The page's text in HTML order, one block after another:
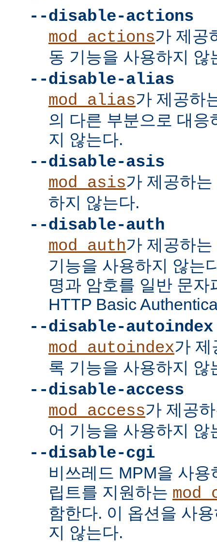
--disable-actions
mod_actions가 제공
동 기능을 사용하지 않
--disable-alias
mod_alias가 제공하
의 다른 부분으로 대응
지 않는다.
--disable-asis
mod_asis가 제공하
하지 않는다.
--disable-auth
mod_auth가 제공하
기능을 사용하지 않는
명과 암호를 일반 문자
HTTP Basic
--disable-autoindex
mod_autoindex가 제
록 기능을 사용하지 않
--disable-access
mod_access가 제공
어 기능을 사용하지 않
--disable-cgi
비쓰레드 MPM을 사
립트를 지원하는
함한다. 이 옵션을 사
지 않는다.